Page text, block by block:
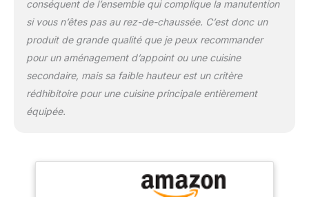
livraison).
conséquent de l’ensemble qui complique la manutention
si vous n’êtes pas au rez-de-chaussée. C’est donc un
produit de grande qualité que je peux recommander
pour un aménagement d’appoint ou une cuisine
secondaire, mais sa faible hauteur est un critère
rédhibitoire pour une cuisine principale entièrement
équipée.